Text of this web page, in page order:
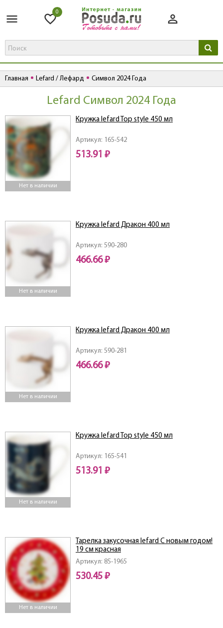
0
Главная Lefard / Лефард Символ 2024 Года
Lefard Символ 2024 Года
Нет в наличии
Артикул: 165-542
Кружка lefard Top style 450 мл
513.91 ₽
Нет в наличии
Артикул: 590-280
Кружка lefard Дракон 400 мл
466.66 ₽
Нет в наличии
Артикул: 590-281
Кружка lefard Дракон 400 мл
466.66 ₽
Нет в наличии
Артикул: 165-541
Кружка lefard Top style 450 мл
513.91 ₽
Нет в наличии
Артикул: 85-1965
Тарелка закусочная lefard С новым годом!
19 см красная
530.45 ₽